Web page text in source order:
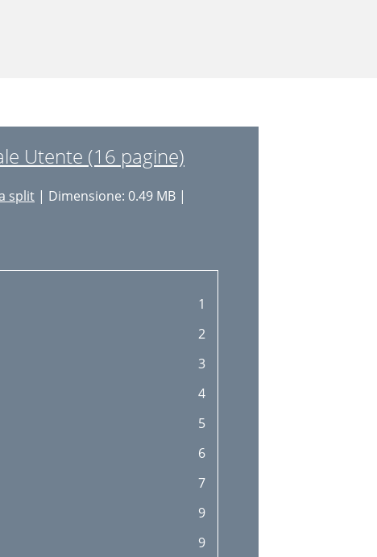
Utente (16 pagine)
split | Dimensione: 0.49 MB |
1
2
3
4
5
6
7
9
9